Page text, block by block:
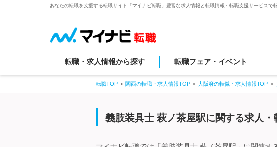
あなたの転職を支援する転職サイト「マイナビ転職」豊富な求人情報と転職情報・転職支援サービスで
転職・求人情報から探す 転職フェア・イベント
転職TOP 関西の転職・求人情報TOP 大阪府の転職・求人情報TOP
義肢装具士 萩ノ茶屋駅に関する求人